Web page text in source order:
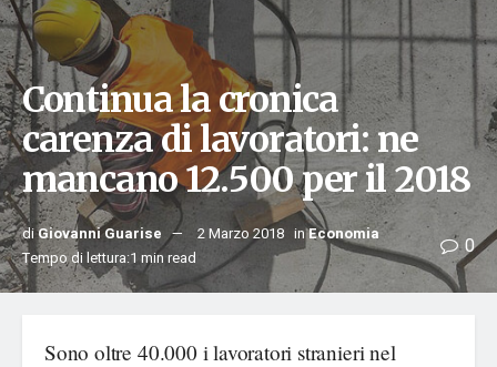
Continua la cronica
carenza di lavoratori: ne
mancano 12.500 per il 2018
diGiovanni Guarise 2 Marzo 2018 in Economia
Tempo di lettura:1 min read
0
Sono oltre 40.000 i lavoratori stranieri nel